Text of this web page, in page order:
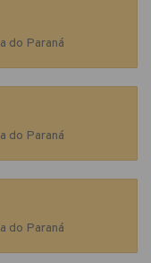
do Paraná
do Paraná
do Paraná